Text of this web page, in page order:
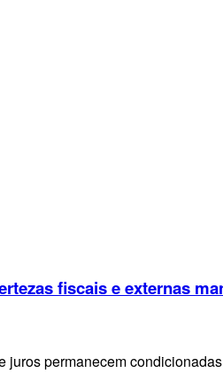
fiscais e externas
juros permanecem